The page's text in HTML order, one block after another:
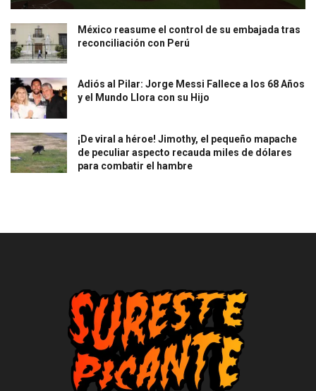
México reasume el control de su embajada tras
reconciliación con Perú
Adiós al Pilar: Jorge Messi Fallece a los 68 Años
y el Mundo Llora con su Hijo
¡De viral a héroe! Jimothy, el pequeño mapache
de peculiar aspecto recauda miles de dólares
para combatir el hambre